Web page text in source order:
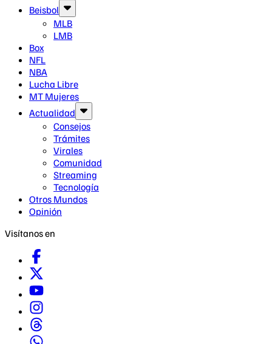
Beisbol
MLB
LMB
Box
NFL
NBA
Lucha Libre
MT Mujeres
Actualidad
Consejos
Trámites
Virales
Comunidad
Streaming
Tecnología
Otros Mundos
Opinión
Visítanos en